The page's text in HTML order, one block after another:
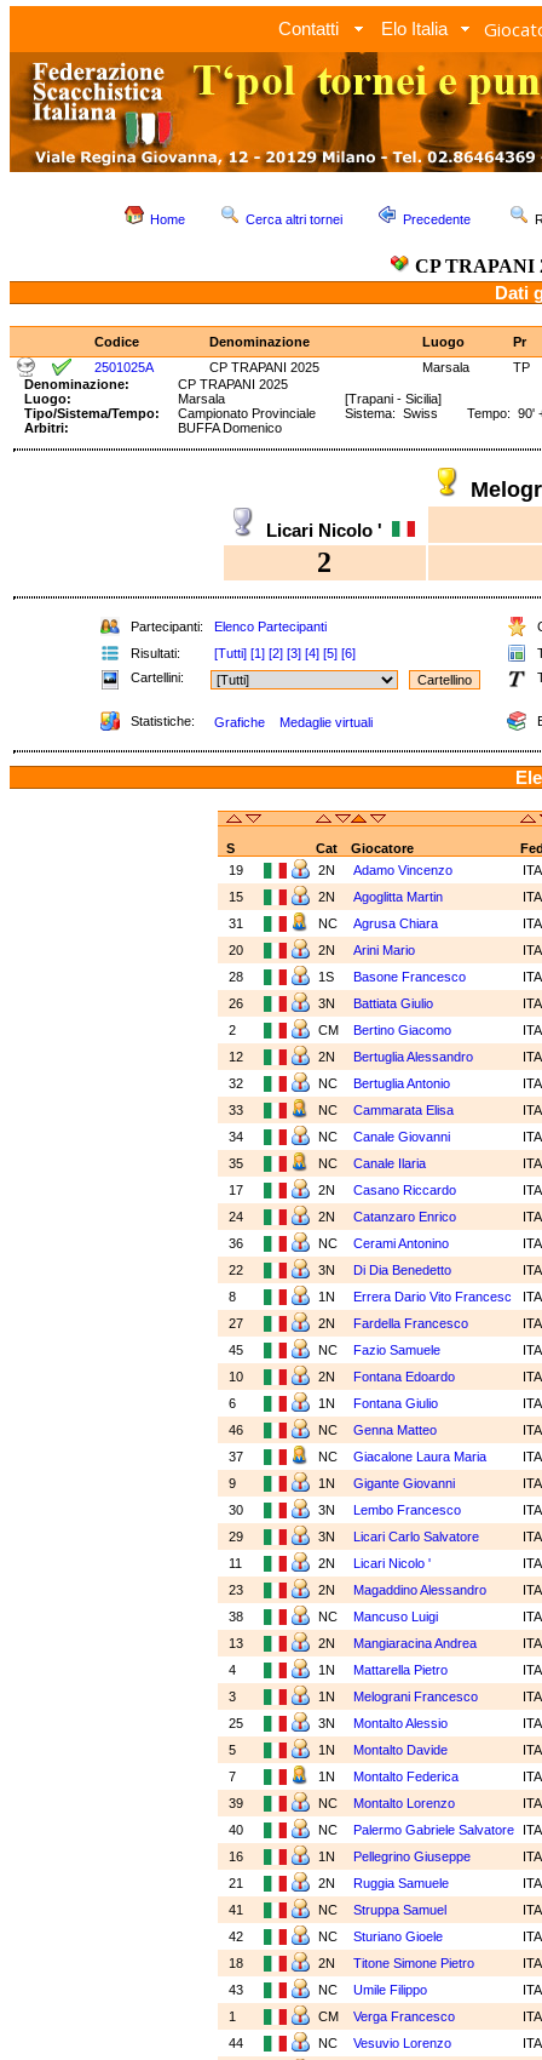
Contatti Elo Italia
Home Cerca altri tornei Precedente
CP TRAPANI
Dati
Codice Denominazione Luogo
Pr
2501025A
CP TRAPANI 2025 Marsala
TP
Denominazione:
CP TRAPANI 2025
Luogo:
Marsala
[Trapani - Sicilia]
Tipo/Sistema/Tempo:
Campionato Provinciale Sistema: Swiss Tempo: 90' +
Arbitri:
BUFFA Domenico
Licari Nicolo '
2
Partecipanti: Elenco Partecipanti
Risultati:
[Tutti] [1] [2] [3] [4] [5] [6]
Cartellini:
Statistiche: Grafiche Medaglie virtuali
S Cat Giocatore
19
2N Adamo Vincenzo
15
2N Agoglitta Martin
31
NC Agrusa Chiara
20
2N Arini Mario
28
1S Basone Francesco
26
3N Battiata Giulio
2
CM Bertino Giacomo
12
2N Bertuglia Alessandro
32
NC Bertuglia Antonio
33
NC Cammarata Elisa
34
NC Canale Giovanni
35
NC Canale Ilaria
17
2N Casano Riccardo
24
2N Catanzaro Enrico
36
NC Cerami Antonino
22
3N Di Dia Benedetto
8
1N Errera Dario Vito Francesc
27
2N Fardella Francesco
45
NC Fazio Samuele
10
2N Fontana Edoardo
6
1N Fontana Giulio
46
NC Genna Matteo
37
NC Giacalone Laura Maria
9
1N Gigante Giovanni
30
3N Lembo Francesco
29
3N Licari Carlo Salvatore
11
2N Licari Nicolo '
23
2N Magaddino Alessandro
38
NC Mancuso Luigi
13
2N Mangiaracina Andrea
4
1N Mattarella Pietro
3
1N Melograni Francesco
25
3N Montalto Alessio
5
1N Montalto Davide
7
1N Montalto Federica
39
NC Montalto Lorenzo
40
NC Palermo Gabriele Salvatore
16
1N Pellegrino Giuseppe
21
2N Ruggia Samuele
41
NC Struppa Samuel
42
NC Sturiano Gioele
18
2N Titone Simone Pietro
43
NC Umile Filippo
1
CM Verga Francesco
44
NC Vesuvio Lorenzo